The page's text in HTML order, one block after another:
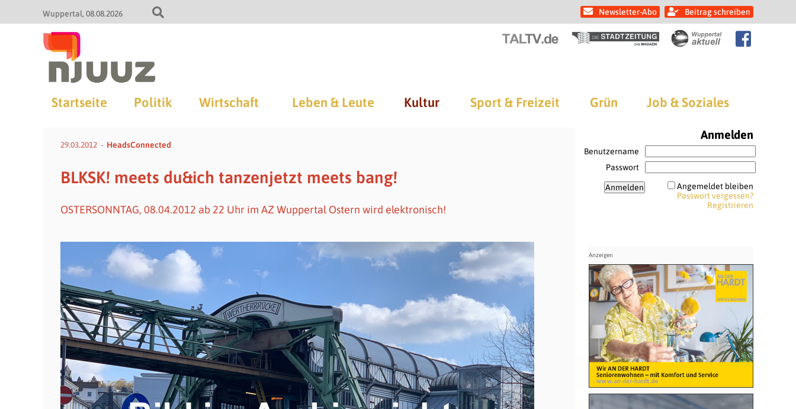
Wuppertal 08.08.2026 Newsletter-Abo Beitrag schreiben
Startseite Politik Wirtschaft Leben & Leute Kultur Sport & Freizeit Grün Job & Soziales
29.03.2012 HeadsConnected
BLKSK! meets du&ich tanzenjetzt meets bang!
OSTERSONNTAG, 08.04.2012 ab 22 Uhr im AZ Wuppertal Ostern wird elektronisch!
Anmelden
Benutzername
Passwort
Angemeldet bleiben
Passwort vergessen?
Registrieren